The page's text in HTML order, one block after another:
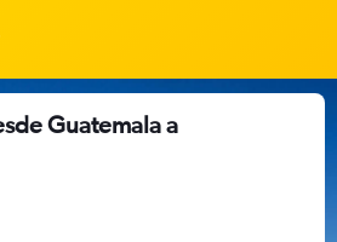
Guatemala a